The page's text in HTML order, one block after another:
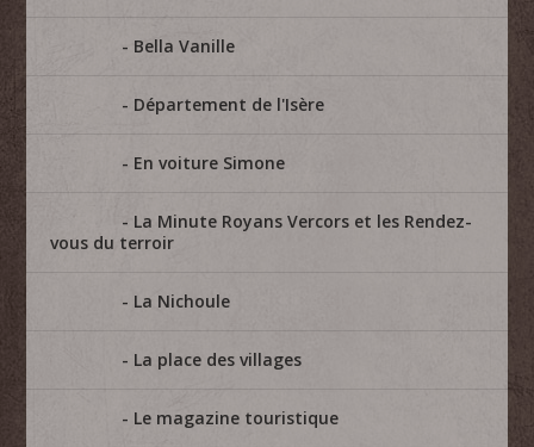
Bella Vanille
Département de l'Isère
En voiture Simone
La Minute Royans Vercors et les Rendez-
vous du terroir
La Nichoule
La place des villages
Le magazine touristique